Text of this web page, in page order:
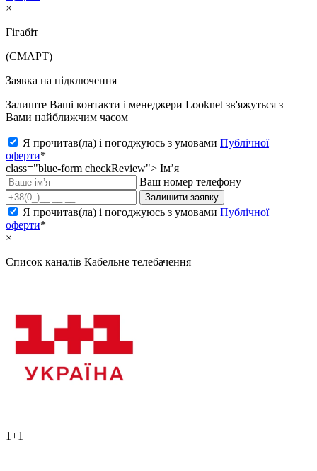
×
Гігабіт
(СМАРТ)
Заявка на підключення
Залиште Ваші контакти і менеджери Looknet зв'яжуться з
Вами найближчим часом
Я прочитав(ла) і погоджуюсь з умовами Публічної
оферти*
class="blue-form checkReview"> Ім’я
Ваш номер телефону
Залишити заявку
Я прочитав(ла) і погоджуюсь з умовами Публічної
оферти*
×
Список каналів Кабельне телебачення
1+1